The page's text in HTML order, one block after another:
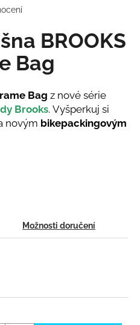
BROOKS
Bag
Bag z nové série
Brooks. Vyšperkuj si
novým bikepackingovým
Možnosti doručení